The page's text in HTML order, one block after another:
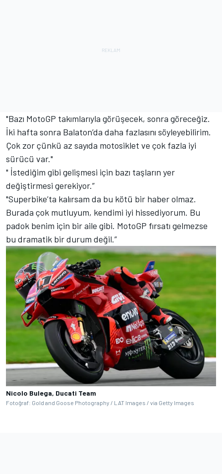
"Bazı MotoGP takımlarıyla görüşecek, sonra göreceğiz.
İki hafta sonra Balaton’da daha fazlasını söyleyebilirim.
Çok zor çünkü az sayıda motosiklet ve çok fazla iyi
sürücü var."
" İstediğim gibi gelişmesi için bazı taşların yer
değiştirmesi gerekiyor.”
"Superbike’ta kalırsam da bu kötü bir haber olmaz.
Burada çok mutluyum, kendimi iyi hissediyorum. Bu
padok benim için bir aile gibi. MotoGP fırsatı gelmezse
bu dramatik bir durum değil.”
Nicolo Bulega, Ducati Team
Fotoğraf: Gold and Goose Photography / LAT Images / via Getty Images